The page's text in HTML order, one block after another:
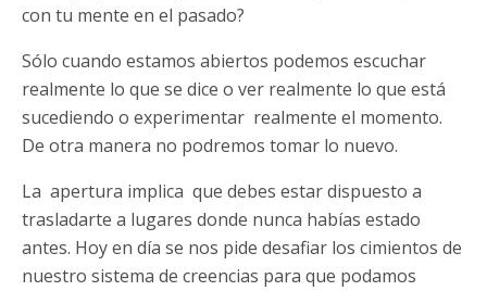
con tu mente en el pasado?
Sólo cuando estamos abiertos podemos escuchar
realmente lo que se dice o ver realmente lo que está
sucediendo o experimentar realmente el momento.
De otra manera no podremos tomar lo nuevo.
La apertura implica que debes estar dispuesto a
trasladarte a lugares donde nunca habías estado
antes. Hoy en día se nos pide desafiar los cimientos de
nuestro sistema de creencias para que podamos